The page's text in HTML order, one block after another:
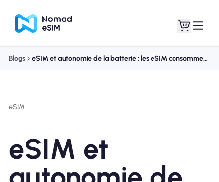
Forfaits
Blogs eSIM et autonomie de la batterie : les eSIM consomment-elles plus de batterie ?
eSIM
eSIM et